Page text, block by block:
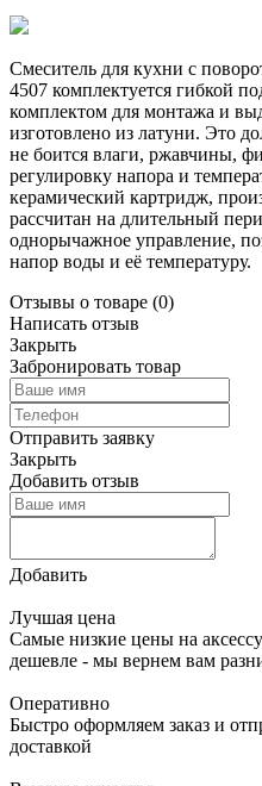
Смеситель для кухни с
4507 комплектуется гибкой
комплектом для монтажа и
изготовлено из латуни. Это
не боится влаги, ржавчины,
регулировку напора и
керамический картридж,
рассчитан на длительный
однорычажное управление,
напор воды и её температуру.
Отзывы о товаре (0)
Написать отзыв
Закрыть
Забронировать товар
Отправить заявку
Закрыть
Добавить отзыв
Добавить
Лучшая цена
Самые низкие цены на
дешевле - мы вернем вам
Оперативно
Быстро оформляем заказ и
доставкой